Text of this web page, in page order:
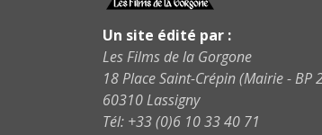
Un site édité par :
Les Films de la Gorgone
18 Place Saint-Crépin (Mairie - BP
60310 Lassigny
Tél: +33 (0)6 10 33 40 71